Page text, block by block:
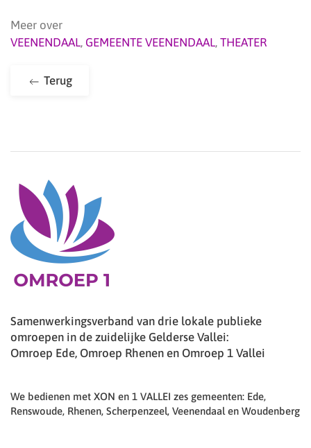
Meer over
VEENENDAAL, GEMEENTE VEENENDAAL, THEATER
Terug
Samenwerkingsverband van drie lokale publieke
omroepen in de zuidelijke Gelderse Vallei:
Omroep Ede, Omroep Rhenen en Omroep 1 Vallei
We bedienen met XON en 1 VALLEI zes gemeenten: Ede,
Renswoude, Rhenen, Scherpenzeel, Veenendaal en Woudenberg